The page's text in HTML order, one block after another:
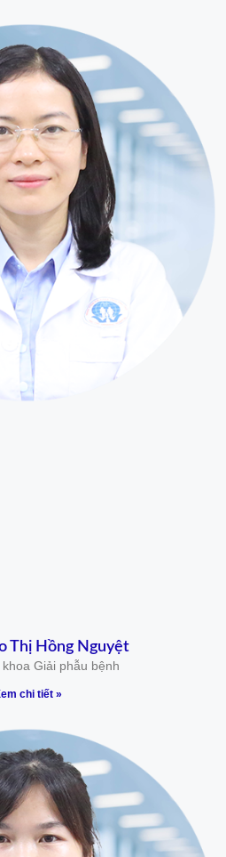
Thị Hồng Nguyệt
Giải phẫu bệnh
chi tiết »